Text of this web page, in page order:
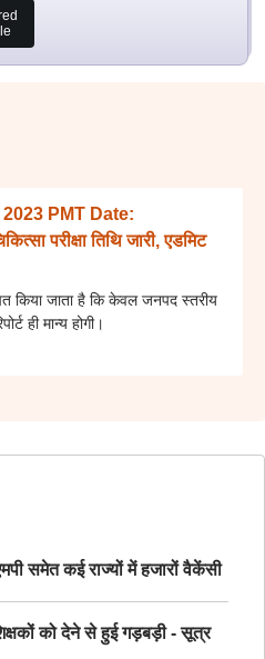
PMT Date:
परीक्षा तिथि जारी, एडमिट
किया जाता है कि केवल जनपद स्तरीय
ही मान्य होगी।
समेत कई राज्यों में हजारों वैकेंसी
को देने से हुई गड़बड़ी - सूत्र